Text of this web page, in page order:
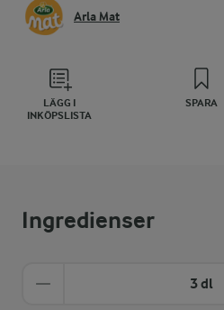
Arla Mat
LÄGG I
INKÖPSLISTA
SPARA
Ingredienser
3 dl